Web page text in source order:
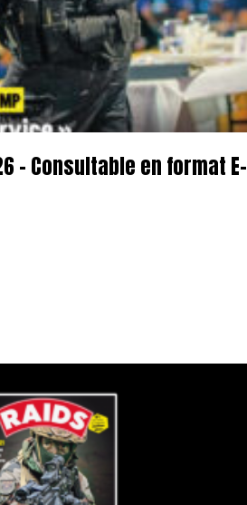
– Consultable en format E-